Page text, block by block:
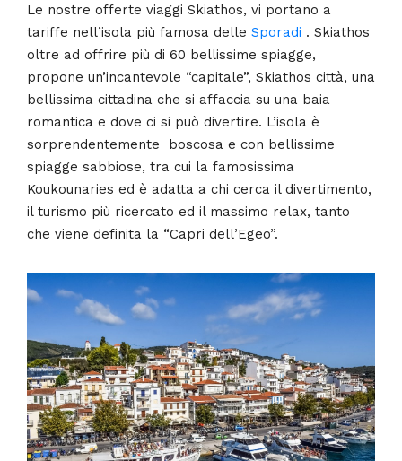
Le nostre offerte viaggi Skiathos, vi portano a
tariffe nell’isola più famosa delle Sporadi . Skiathos
oltre ad offrire più di 60 bellissime spiagge,
propone un’incantevole “capitale”, Skiathos città, una
bellissima cittadina che si affaccia su una baia
romantica e dove ci si può divertire. L’isola è
sorprendentemente boscosa e con bellissime
spiagge sabbiose, tra cui la famosissima
Koukounaries ed è adatta a chi cerca il divertimento,
il turismo più ricercato ed il massimo relax, tanto
che viene definita la “Capri dell’Egeo”.